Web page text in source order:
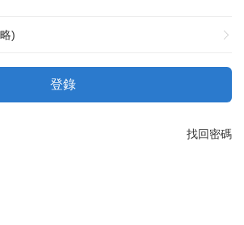
)
登錄
找回密碼